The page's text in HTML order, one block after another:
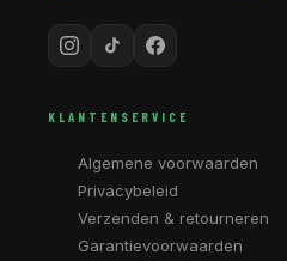
KLANTENSERVICE
Algemene voorwaarden
Privacybeleid
Verzenden & retourneren
Garantievoorwaarden